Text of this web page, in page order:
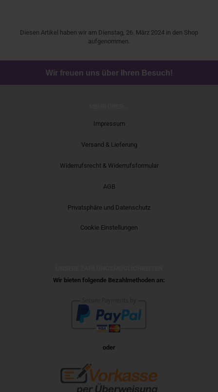
Diesen Artikel haben wir am Dienstag, 26. März 2024 in den Shop
aufgenommen.
Wir freuen uns über Ihren Besuch!
Impressum
Versand & Lieferung
Widerrufsrecht & Widerrufsformular
AGB
Privatsphäre und Datenschutz
Cookie Einstellungen
Wir bieten folgende Bezahlmethoden an:
oder